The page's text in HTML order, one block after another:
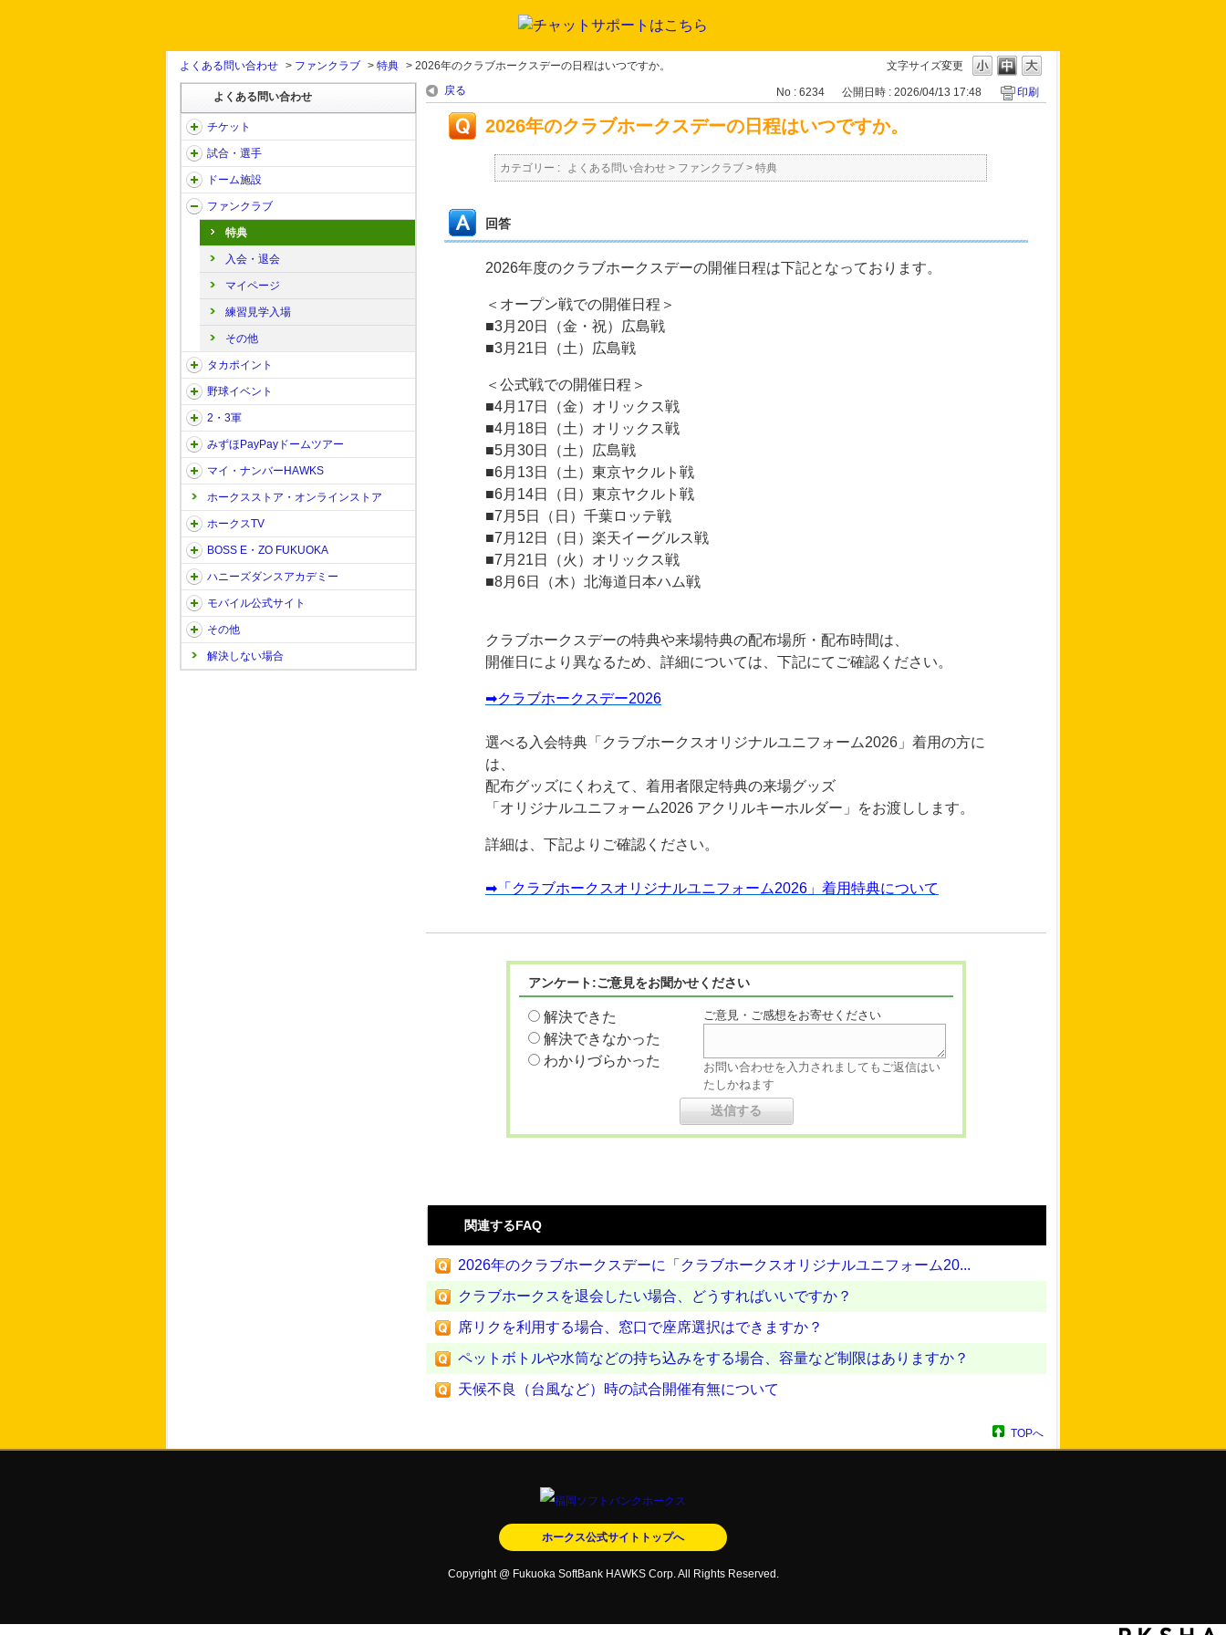
文字サイズ変更
よくある問い合わせ > ファンクラブ > 特典 > 2026年のクラブホークスデーの日程はいつですか。
よくある問い合わせ
チケット
試合・選手
ドーム施設
ファンクラブ
特典
入会・退会
マイページ
練習見学入場
その他
タカポイント
野球イベント
2・3軍
みずほPayPayドームツアー
マイ・ナンバーHAWKS
ホークスストア・オンラインストア
ホークスTV
BOSS E・ZO FUKUOKA
ハニーズダンスアカデミー
モバイル公式サイト
その他
解決しない場合
戻る No : 6234 公開日時 : 2026/04/13 17:48 印刷
2026年のクラブホークスデーの日程はいつですか。
カテゴリー : よくある問い合わせ > ファンクラブ > 特典
回答
2026年度のクラブホークスデーの開催日程は下記となっております。
＜オープン戦での開催日程＞
■3月20日（金・祝）広島戦
■3月21日（土）広島戦
＜公式戦での開催日程＞
■4月17日（金）オリックス戦
■4月18日（土）オリックス戦
■5月30日（土）広島戦
■6月13日（土）東京ヤクルト戦
■6月14日（日）東京ヤクルト戦
■7月5日（日）千葉ロッテ戦
■7月12日（日）楽天イーグルス戦
■7月21日（火）オリックス戦
■8月6日（木）北海道日本ハム戦
クラブホークスデーの特典や来場特典の配布場所・配布時間は、
開催日により異なるため、詳細については、下記にてご確認ください。
➡クラブホークスデー2026
選べる入会特典「クラブホークスオリジナルユニフォーム2026」着用の方に
は、
配布グッズにくわえて、着用者限定特典の来場グッズ
「オリジナルユニフォーム2026 アクリルキーホルダー」をお渡しします。
詳細は、下記よりご確認ください。
➡「クラブホークスオリジナルユニフォーム2026」着用特典について
アンケート:ご意見をお聞かせください
解決できた
解決できなかった
わかりづらかった
ご意見・ご感想をお寄せください
お問い合わせを入力されましてもご返信はい
たしかねます
関連するFAQ
2026年のクラブホークスデーに「クラブホークスオリジナルユニフォーム20...
クラブホークスを退会したい場合、どうすればいいですか？
席リクを利用する場合、窓口で座席選択はできますか？
ペットボトルや水筒などの持ち込みをする場合、容量など制限はありますか？
天候不良（台風など）時の試合開催有無について
TOPへ
ホークス公式サイトトップへ
Copyright @ Fukuoka SoftBank HAWKS Corp. All Rights Reserved.